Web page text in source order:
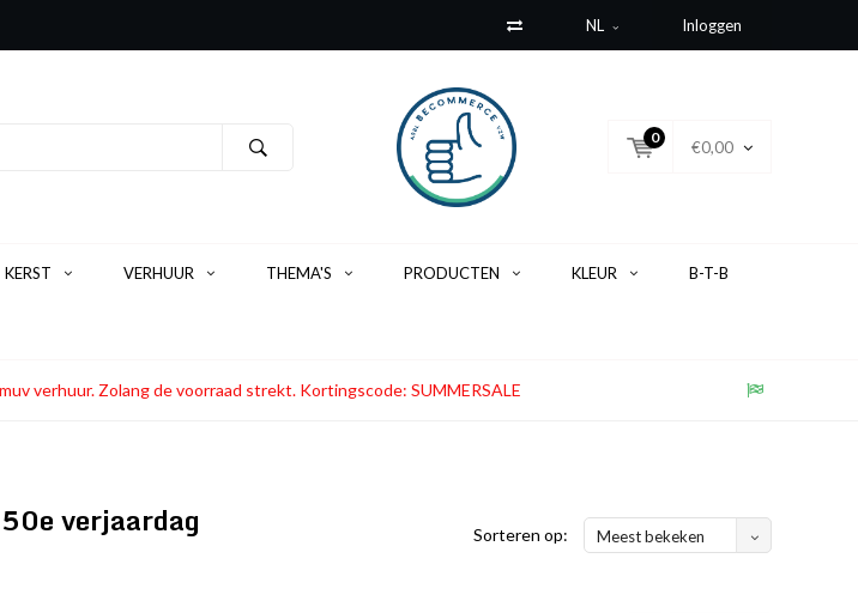
NL Inloggen
0
€0,00
KERST VERHUUR THEMA'S PRODUCTEN KLEUR B-T-B
verhuur. Zolang de voorraad strekt. Kortingscode: SUMMERSALE
verjaardag Sorteren op: Meest bekeken